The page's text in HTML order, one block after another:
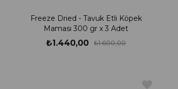
Freeze Dried - Tavuk Etli Köpek
Maması 300 gr x 3 Adet
₺1.440,00 ₺1.600,00